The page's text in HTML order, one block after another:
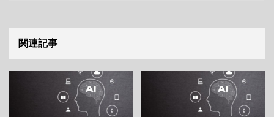
関連記事